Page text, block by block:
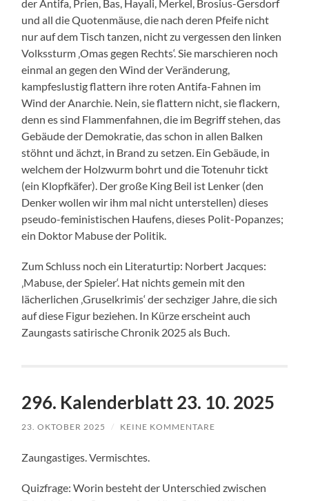
der Antifa, Prien, Bas, Hayali, Merkel, Brosius-Gersdorf
und all die Quotenmäuse, die nach deren Pfeife nicht
nur auf dem Tisch tanzen, nicht zu vergessen den linken
Volkssturm ‚Omas gegen Rechts‘. Sie marschieren noch
einmal an gegen den Wind der Veränderung,
kampfeslustig flattern ihre roten Antifa-Fahnen im
Wind der Anarchie. Nein, sie flattern nicht, sie flackern,
denn es sind Flammenfahnen, die im Begriff stehen, das
Gebäude der Demokratie, das schon in allen Balken
stöhnt und ächzt, in Brand zu setzen. Ein Gebäude, in
welchem der Holzwurm bohrt und die Totenuhr tickt
(ein Klopfkäfer). Der große King Beil ist Lenker (den
Denker wollen wir ihm mal nicht unterstellen) dieses
pseudo-feministischen Haufens, dieses Polit-Popanzes;
ein Doktor Mabuse der Politik.
Zum Schluss noch ein Literaturtip: Norbert Jacques:
‚Mabuse, der Spieler‘. Hat nichts gemein mit den
lächerlichen ‚Gruselkrimis‘ der sechziger Jahre, die sich
auf diese Figur beziehen. In Kürze erscheint auch
Zaungasts satirische Chronik 2025 als Buch.
296. Kalenderblatt 23. 10. 2025
23. OKTOBER 2025 / KEINE KOMMENTARE
Zaungastiges. Vermischtes.
Quizfrage: Worin besteht der Unterschied zwischen